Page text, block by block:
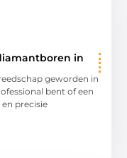
in
geworden in
bent of een
precisie